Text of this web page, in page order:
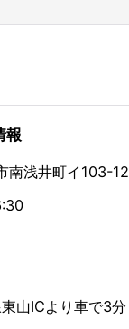
報
南浅井町イ103-12
山ICより車で3分